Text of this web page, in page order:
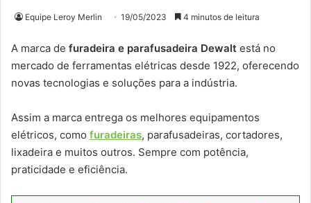
Equipe Leroy Merlin 19/05/2023 4 minutos de leitura
A marca de furadeira e parafusadeira Dewalt está no
mercado de ferramentas elétricas desde 1922, oferecendo
novas tecnologias e soluções para a indústria.
Assim a marca entrega os melhores equipamentos
elétricos, como furadeiras, parafusadeiras, cortadores,
lixadeira e muitos outros. Sempre com potência,
praticidade e eficiência.